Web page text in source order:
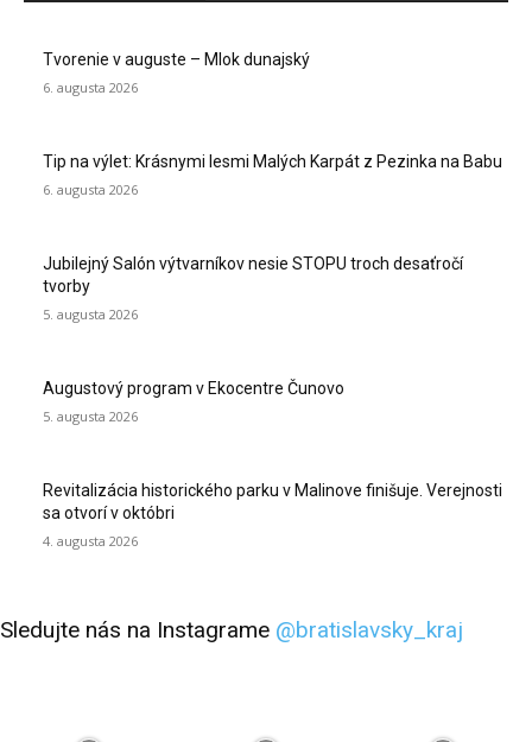
Tvorenie v auguste – Mlok dunajský
6. augusta 2026
Tip na výlet: Krásnymi lesmi Malých Karpát z Pezinka na Babu
6. augusta 2026
Jubilejný Salón výtvarníkov nesie STOPU troch desaťročí
tvorby
5. augusta 2026
Augustový program v Ekocentre Čunovo
5. augusta 2026
Revitalizácia historického parku v Malinove finišuje. Verejnosti
sa otvorí v októbri
4. augusta 2026
Sledujte nás na Instagrame @bratislavsky_kraj